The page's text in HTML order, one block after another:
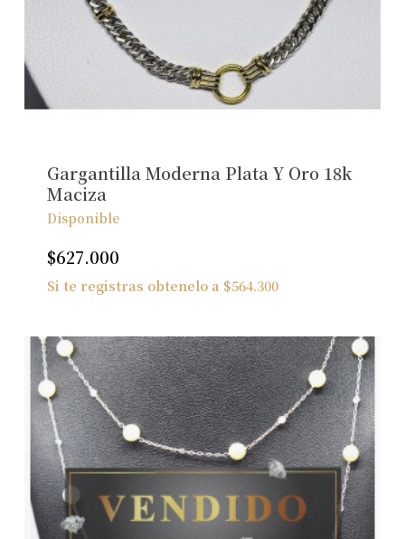
No hay productos en el carrito.
Ver Joyas
Gargantilla Moderna Plata Y Oro 18k
Maciza
Disponible
$627.000
Si te registras obtenelo a $564.300